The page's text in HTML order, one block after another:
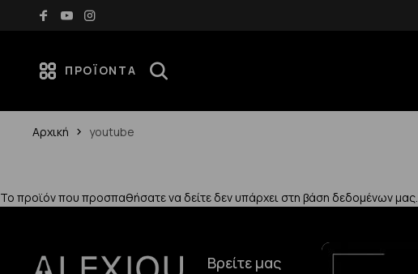
Δωρεάν μεταφορικά για αγορές άνω των 70€
ΠΡΟΪΌΝΤΑ
Αρχική youtube
Το προϊόν που προσπαθήσατε να δείτε δεν υπάρχει στη βάση δεδομένων μας.
Βρείτε μας